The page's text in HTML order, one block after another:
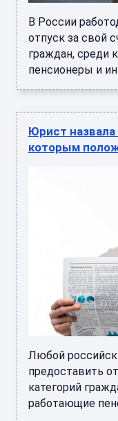
В России
отпуск за свой
граждан, среди
пенсионеры и
Юрист назвала
которым
Любой
предоставить
категорий
работающие